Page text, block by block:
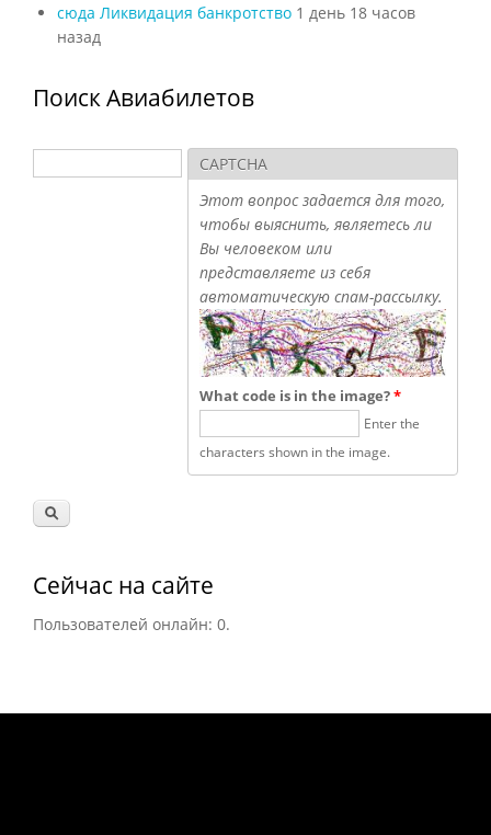
сюда Ликвидация банкротство 1 день 18 часов
назад
Поиск Авиабилетов
Форма поиска
Поиск
CAPTCHA
Этот вопрос задается для того,
чтобы выяснить, являетесь ли
Вы человеком или
представляете из себя
автоматическую спам-рассылку.
What code is in the image?*
Enter the
characters shown in the image.
Сейчас на сайте
Пользователей онлайн: 0.